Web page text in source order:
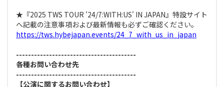
★『2025 TWS TOUR '24/7:WITH:US' IN JAPAN』特設サイト
へ記載の注意事項および最新情報も必ずご確認ください。
https://tws.hybejapan.events/24_7_with_us_in_japan
----------------------------------------
各種お問い合わせ先
----------------------------------------
【公演に関するお問い合わせ】